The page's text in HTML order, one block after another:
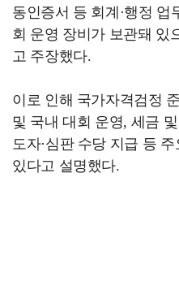
동인증서 등 회계·행정 업
회 운영 장비가 보관돼 있
고 주장했다.
이로 인해 국가자격검정
및 국내 대회 운영, 세금
도자·심판 수당 지급 등
있다고 설명했다.